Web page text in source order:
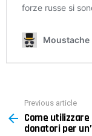
more
Previous article
Come
donatori per